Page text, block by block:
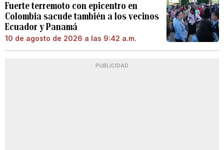
Fuerte terremoto con epicentro en
Colombia sacude también a los vecinos
Ecuador y Panamá
10 de agosto de 2026 a las 9:42 a.m.
PUBLICIDAD